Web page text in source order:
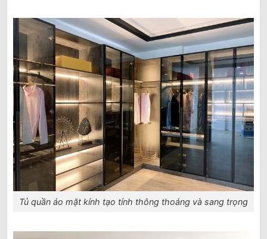
Tủ quần áo mặt kính tạo tính thông thoáng và sang trọng